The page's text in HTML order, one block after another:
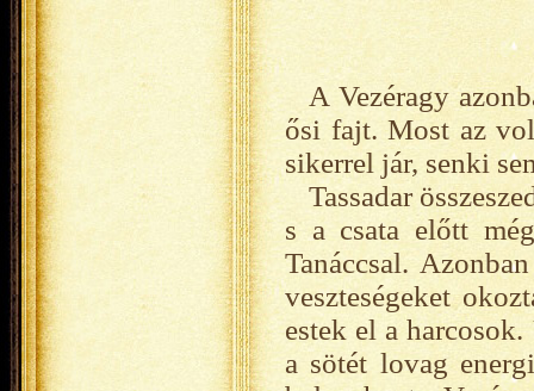
A Vezéragy
ősi fajt. Most az
sikerrel jár, senki
Tassadar
s a csata előtt
Tanáccsal.
veszteségeket
estek el a
a sötét lovag